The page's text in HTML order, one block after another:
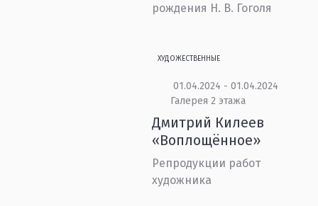
рождения Н. В. Гоголя
ХУДОЖЕСТВЕННЫЕ
01.04.2024 - 01.04.2024
Галерея 2 этажа
Дмитрий Килеев
«Воплощённое»
Репродукции работ
художника